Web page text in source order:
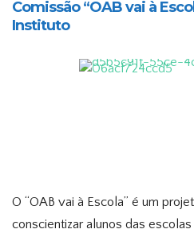
Comissão “OAB vai à
Instituto
O “OAB vai à Escola” é um
conscientizar alunos das